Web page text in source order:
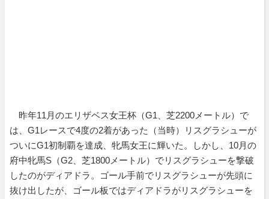
昨年11月のエリザベス女王杯（G1、芝2200メートル）で
は、G1レースで4度の2着があった（当時）リスグラシューが
ついにG1初制覇を達成、牝馬女王に輝いた。しかし、10月の
府中牝馬S（G2、芝1800メートル）でリスグラシューを撃破
したのがディアドラ。ゴール手前でリスグラシューが先頭に
抜け出したが、ゴール板ではディアドラがリスグラシューを